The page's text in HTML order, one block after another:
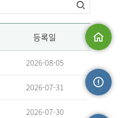
맵
등록일
2026-08-05
2026-07-31
2026-07-30
손상정보